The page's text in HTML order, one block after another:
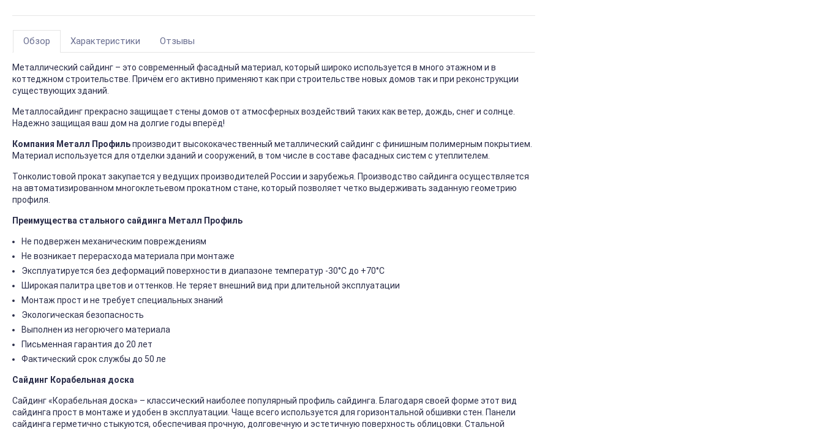
Обзор Характеристики Отзывы
Металлический сайдинг – это современный фасадный материал, который широко используется в много этажном и в
коттеджном строительстве. Причём его активно применяют как при строительстве новых домов так и при реконструкции
существующих зданий.
Металлосайдинг прекрасно защищает стены домов от атмосферных воздействий таких как ветер, дождь, снег и солнце.
Надежно защищая ваш дом на долгие годы вперёд!
Компания Металл Профильпроизводит высококачественный металлический сайдинг с финишным полимерным покрытием.
Материал используется для отделки зданий и сооружений, в том числе в составе фасадных систем с утеплителем.
Тонколистовой прокат закупается у ведущих производителей России и зарубежья. Производство сайдинга осуществляется
на автоматизированном многоклетьевом прокатном стане, который позволяет четко выдерживать заданную геометрию
профиля.
Преимущества стального сайдинга Металл Профиль
Не подвержен механическим повреждениям
Не возникает перерасхода материала при монтаже
Эксплуатируется без деформаций поверхности в диапазоне температур -30°C до +70°C
Широкая палитра цветов и оттенков. Не теряет внешний вид при длительной эксплуатации
Монтаж прост и не требует специальных знаний
Экологическая безопасность
Выполнен из негорючего материала
Письменная гарантия до 20 лет
Фактический срок службы до 50 ле
Сайдинг Корабельная доска
Сайдинг «Корабельная доска» – классический наиболее популярный профиль сайдинга. Благодаря своей форме этот вид
сайдинга прост в монтаже и удобен в эксплуатации. Чаще всего используется для горизонтальной обшивки стен. Панели
сайдинга герметично стыкуются, обеспечивая прочную, долговечную и эстетичную поверхность облицовки. Стальной